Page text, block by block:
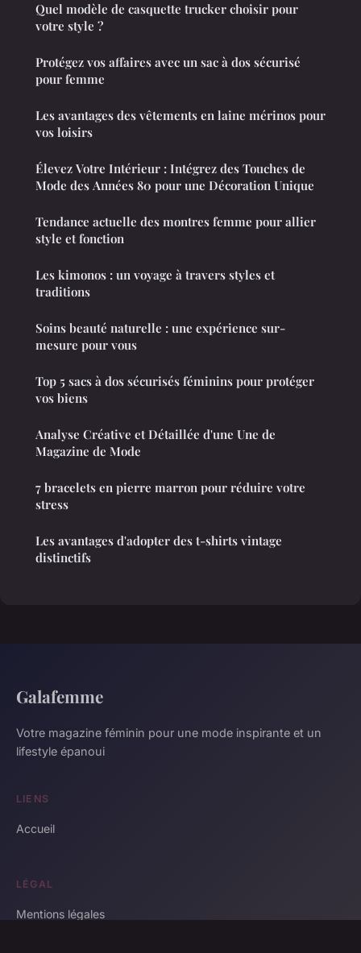
Quel modèle de casquette trucker choisir pour
votre style ?
Protégez vos affaires avec un sac à dos sécurisé
pour femme
Les avantages des vêtements en laine mérinos pour
vos loisirs
Élevez Votre Intérieur : Intégrez des Touches de
Mode des Années 80 pour une Décoration Unique
Tendance actuelle des montres femme pour allier
style et fonction
Les kimonos : un voyage à travers styles et
traditions
Soins beauté naturelle : une expérience sur-
mesure pour vous
Top 5 sacs à dos sécurisés féminins pour protéger
vos biens
Analyse Créative et Détaillée d'une Une de
Magazine de Mode
7 bracelets en pierre marron pour réduire votre
stress
Les avantages d'adopter des t-shirts vintage
distinctifs
Galafemme
Votre magazine féminin pour une mode inspirante et un
lifestyle épanoui
LIENS
Accueil
LÉGAL
Mentions légales